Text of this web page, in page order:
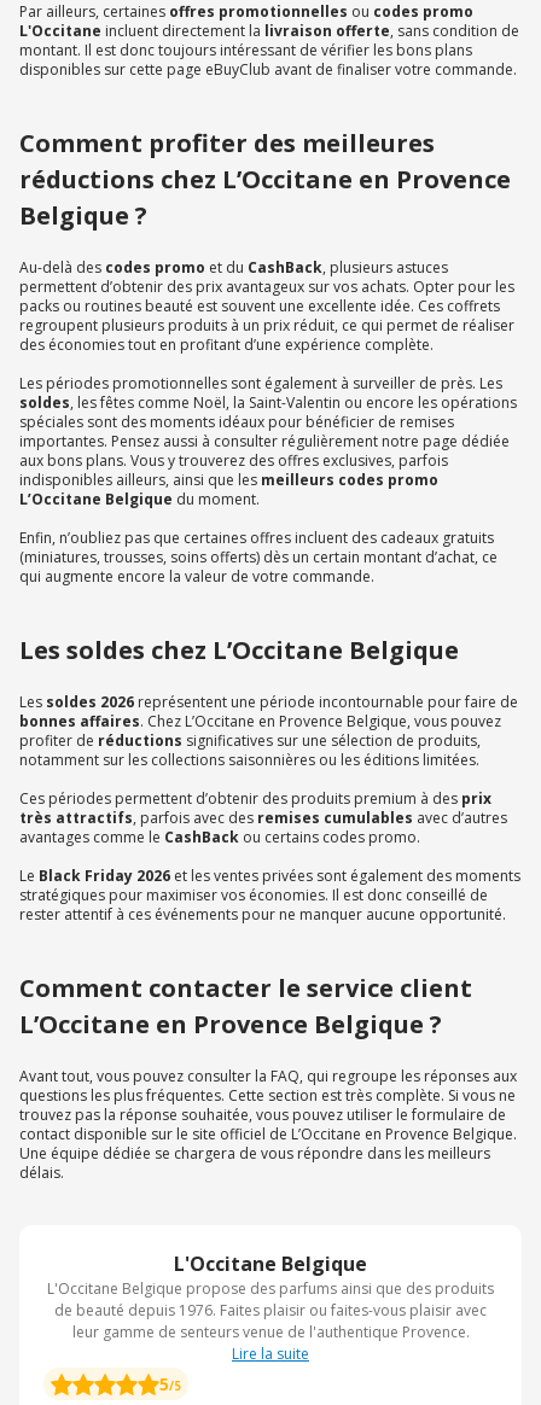
L'Occitane Belgique
L'Occitane Belgique propose des parfums ainsi que des produits
de beauté depuis 1976. Faites plaisir ou faites-vous plaisir avec
leur gamme de senteurs venue de l'authentique Provence.
Lire la suite
5/5
Par ailleurs, certaines offres promotionnelles ou codes promo
L'Occitane incluent directement la livraison offerte, sans condition de
montant. Il est donc toujours intéressant de vérifier les bons plans
disponibles sur cette page eBuyClub avant de finaliser votre commande.
Comment profiter des meilleures
réductions chez L’Occitane en Provence
Belgique ?
Au-delà des codes promo et du CashBack, plusieurs astuces
permettent d’obtenir des prix avantageux sur vos achats. Opter pour les
packs ou routines beauté est souvent une excellente idée. Ces coffrets
regroupent plusieurs produits à un prix réduit, ce qui permet de réaliser
des économies tout en profitant d’une expérience complète.
Les périodes promotionnelles sont également à surveiller de près. Les
soldes, les fêtes comme Noël, la Saint-Valentin ou encore les opérations
spéciales sont des moments idéaux pour bénéficier de remises
importantes. Pensez aussi à consulter régulièrement notre page dédiée
aux bons plans. Vous y trouverez des offres exclusives, parfois
indisponibles ailleurs, ainsi que les meilleurs codes promo
L’Occitane Belgique du moment.
Enfin, n’oubliez pas que certaines offres incluent des cadeaux gratuits
(miniatures, trousses, soins offerts) dès un certain montant d’achat, ce
qui augmente encore la valeur de votre commande.
Les soldes chez L’Occitane Belgique
Les soldes 2026 représentent une période incontournable pour faire de
bonnes affaires. Chez L’Occitane en Provence Belgique, vous pouvez
profiter de réductions significatives sur une sélection de produits,
notamment sur les collections saisonnières ou les éditions limitées.
Ces périodes permettent d’obtenir des produits premium à des prix
très attractifs, parfois avec des remises cumulables avec d’autres
avantages comme le CashBack ou certains codes promo.
Le Black Friday 2026 et les ventes privées sont également des moments
stratégiques pour maximiser vos économies. Il est donc conseillé de
rester attentif à ces événements pour ne manquer aucune opportunité.
Comment contacter le service client
L’Occitane en Provence Belgique ?
Avant tout, vous pouvez consulter la FAQ, qui regroupe les réponses aux
questions les plus fréquentes. Cette section est très complète. Si vous ne
trouvez pas la réponse souhaitée, vous pouvez utiliser le formulaire de
contact disponible sur le site officiel de L’Occitane en Provence Belgique.
Une équipe dédiée se chargera de vous répondre dans les meilleurs
délais.